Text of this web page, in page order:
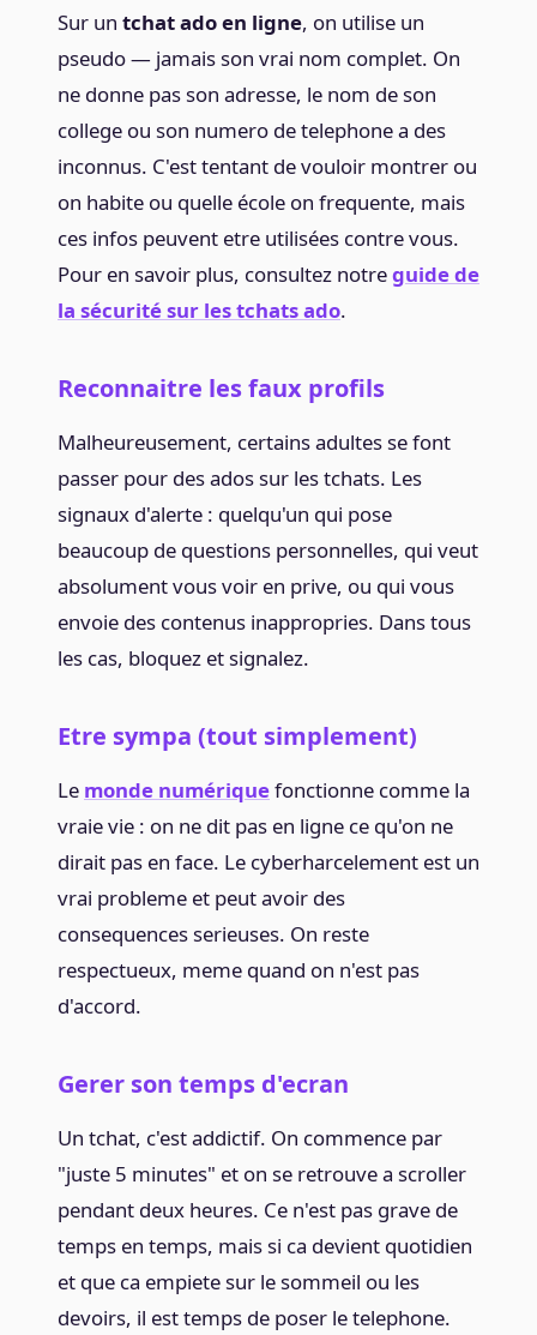
Sur un tchat ado en ligne, on utilise un
pseudo — jamais son vrai nom complet. On
ne donne pas son adresse, le nom de son
college ou son numero de telephone a des
inconnus. C'est tentant de vouloir montrer ou
on habite ou quelle école on frequente, mais
ces infos peuvent etre utilisées contre vous.
Pour en savoir plus, consultez notreguide de
la sécurité sur les tchats ado.
Reconnaitre les faux profils
Malheureusement, certains adultes se font
passer pour des ados sur les tchats. Les
signaux d'alerte : quelqu'un qui pose
beaucoup de questions personnelles, qui veut
absolument vous voir en prive, ou qui vous
envoie des contenus inappropries. Dans tous
les cas, bloquez et signalez.
Etre sympa (tout simplement)
Le monde numériquefonctionne comme la
vraie vie : on ne dit pas en ligne ce qu'on ne
dirait pas en face. Le cyberharcelement est un
vrai probleme et peut avoir des
consequences serieuses. On reste
respectueux, meme quand on n'est pas
d'accord.
Gerer son temps d'ecran
Un tchat, c'est addictif. On commence par
"juste 5 minutes" et on se retrouve a scroller
pendant deux heures. Ce n'est pas grave de
temps en temps, mais si ca devient quotidien
et que ca empiete sur le sommeil ou les
devoirs, il est temps de poser le telephone.